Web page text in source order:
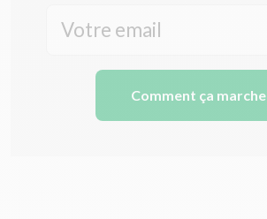
Comment ça marche